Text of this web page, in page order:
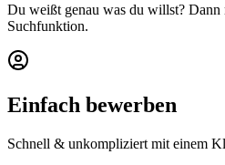
Du weißt genau was du willst? Dann
Suchfunktion.
Einfach bewerben
Schnell & unkompliziert mit einem